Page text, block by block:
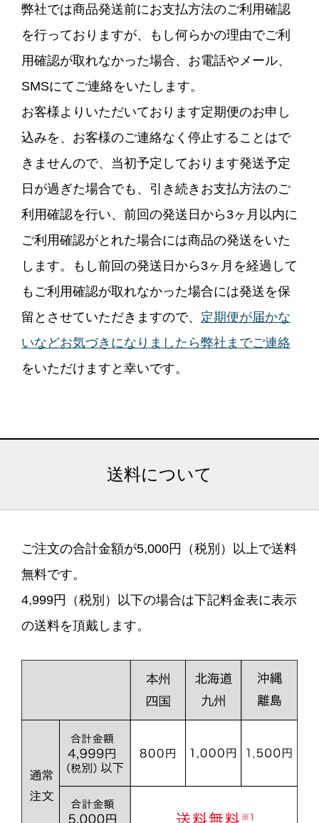
弊社では商品発送前にお支払方法のご利用確認
を行っておりますが、もし何らかの理由でご利
用確認が取れなかった場合、お電話やメール、
SMSにてご連絡をいたします。
お客様よりいただいております定期便のお申し
込みを、お客様のご連絡なく停止することはで
きませんので、当初予定しております発送予定
日が過ぎた場合でも、引き続きお支払方法のご
利用確認を行い、前回の発送日から3ヶ月以内に
ご利用確認がとれた場合には商品の発送をいた
します。もし前回の発送日から3ヶ月を経過して
もご利用確認が取れなかった場合には発送を保
留とさせていただきますので、 定期便が届かな
いなどお気づきになりましたら弊社までご連絡
をいただけますと幸いです。
送料について
ご注文の合計金額が5,000円（税別）以上で送料
無料です。
4,999円（税別）以下の場合は下記料金表に表示
の送料を頂戴します。